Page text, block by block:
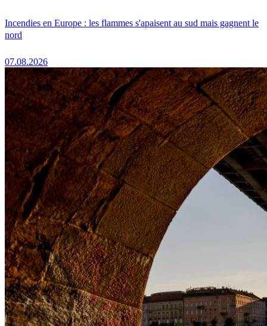
Incendies en Europe : les flammes s'apaisent au sud mais gagnent le
nord
07.08.2026